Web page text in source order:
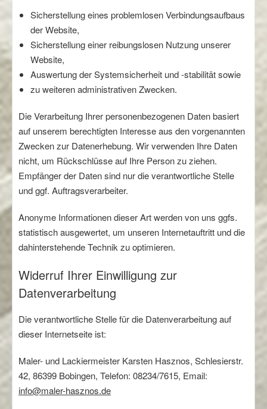
Sicherstellung eines problemlosen Verbindungsaufbaus
der Website,
Sicherstellung einer reibungslosen Nutzung unserer
Website,
Auswertung der Systemsicherheit und -stabilität sowie
zu weiteren administrativen Zwecken.
Die Verarbeitung Ihrer personenbezogenen Daten basiert
auf unserem berechtigten Interesse aus den vorgenannten
Zwecken zur Datenerhebung. Wir verwenden Ihre Daten
nicht, um Rückschlüsse auf Ihre Person zu ziehen.
Empfänger der Daten sind nur die verantwortliche Stelle
und ggf. Auftragsverarbeiter.
Anonyme Informationen dieser Art werden von uns ggfs.
statistisch ausgewertet, um unseren Internetauftritt und die
dahinterstehende Technik zu optimieren.
Widerruf Ihrer Einwilligung zur
Datenverarbeitung
Die verantwortliche Stelle für die Datenverarbeitung auf
dieser Internetseite ist:
Maler- und Lackiermeister Karsten Hasznos, Schlesierstr.
42, 86399 Bobingen, Telefon: 08234/7615, Email:
info@maler-hasznos.de